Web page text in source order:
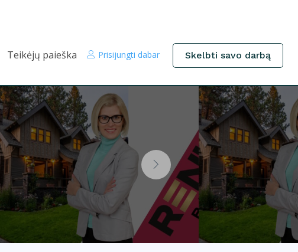
Teikėjų paieška Prisijungti dabar Skelbti savo darbą